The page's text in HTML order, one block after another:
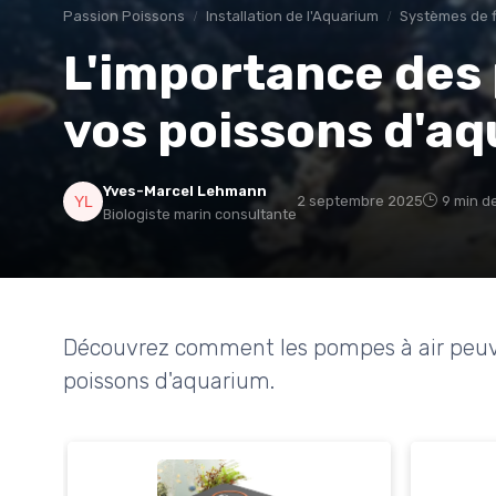
Passion Poissons Installation de l'Aquarium Systèmes de
L'importance des
vos poissons
Yves-Marcel Lehmann
Biologiste marin consultante
2 septembre 2025 9 min
Découvrez comment les pompes à air
poissons d'aquarium.